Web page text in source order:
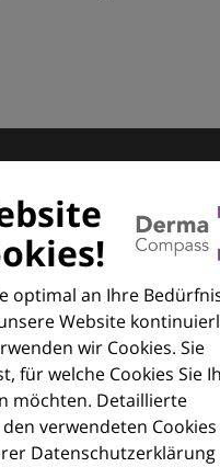
optimal an Ihre
Website
wir Cookies. Sie
für welche Cookies Sie
möchten. Detaillierte
verwendeten Cookies
Datenschutzerklärung
in der
Dermatology